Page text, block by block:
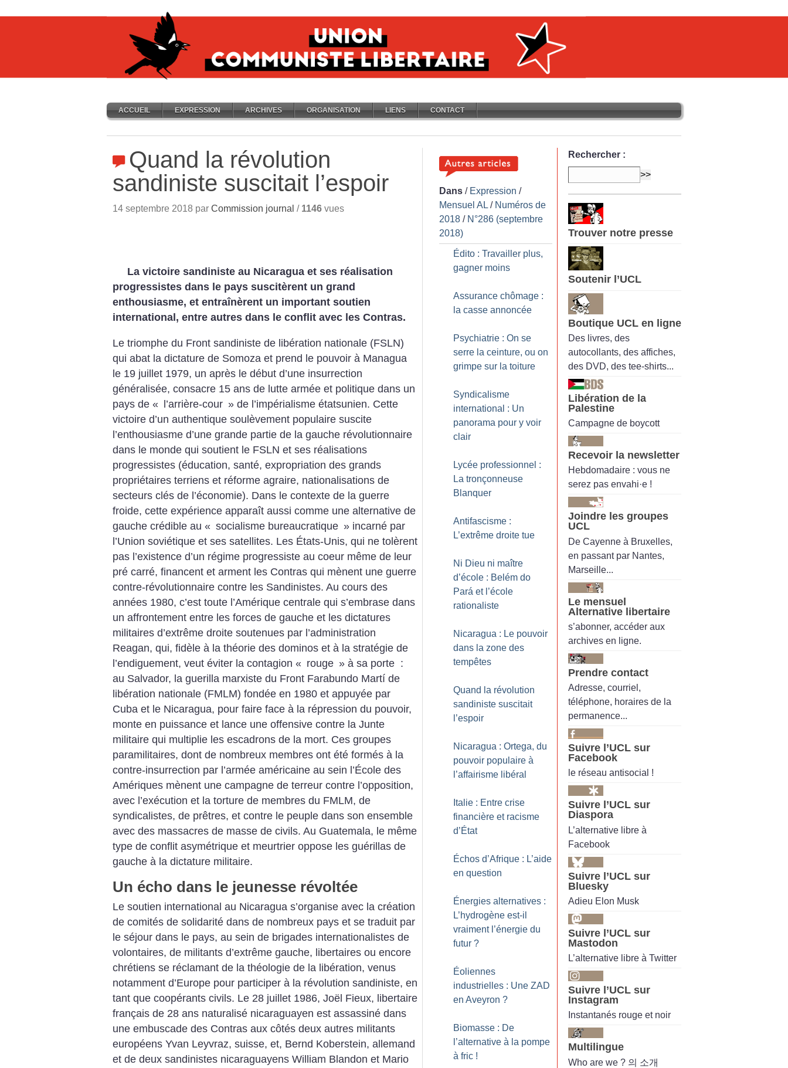
ACCUEIL EXPRESSION ARCHIVES ORGANISATION LIENS CONTACT
Quand la révolution
sandiniste suscitait l’espoir
14 septembre 2018 par Commission journal / 1146 vues
La victoire sandiniste au Nicaragua et ses réalisation
progressistes dans le pays suscitèrent un grand
enthousiasme, et entraînèrent un important soutien
international, entre autres dans le conflit avec les Contras.
Le triomphe du Front sandiniste de libération nationale (FSLN)
qui abat la dictature de Somoza et prend le pouvoir à Managua
le 19 juillet 1979, un après le début d’une insurrection
généralisée, consacre 15 ans de lutte armée et politique dans un
pays de « l’arrière-cour » de l’impérialisme étatsunien. Cette
victoire d’un authentique soulèvement populaire suscite
l’enthousiasme d’une grande partie de la gauche révolutionnaire
dans le monde qui soutient le FSLN et ses réalisations
progressistes (éducation, santé, expropriation des grands
propriétaires terriens et réforme agraire, nationalisations de
secteurs clés de l’économie). Dans le contexte de la guerre
froide, cette expérience apparaît aussi comme une alternative de
gauche crédible au « socialisme bureaucratique » incarné par
l’Union soviétique et ses satellites. Les États-Unis, qui ne tolèrent
pas l’existence d’un régime progressiste au coeur même de leur
pré carré, financent et arment les Contras qui mènent une guerre
contre-révolutionnaire contre les Sandinistes. Au cours des
années 1980, c’est toute l’Amérique centrale qui s’embrase dans
un affrontement entre les forces de gauche et les dictatures
militaires d’extrême droite soutenues par l’administration
Reagan, qui, fidèle à la théorie des dominos et à la stratégie de
l’endiguement, veut éviter la contagion « rouge » à sa porte :
au Salvador, la guerilla marxiste du Front Farabundo Martí de
libération nationale (FMLM) fondée en 1980 et appuyée par
Cuba et le Nicaragua, pour faire face à la répression du pouvoir,
monte en puissance et lance une offensive contre la Junte
militaire qui multiplie les escadrons de la mort. Ces groupes
paramilitaires, dont de nombreux membres ont été formés à la
contre-insurrection par l’armée américaine au sein l’École des
Amériques mènent une campagne de terreur contre l’opposition,
avec l’exécution et la torture de membres du FMLM, de
syndicalistes, de prêtres, et contre le peuple dans son ensemble
avec des massacres de masse de civils. Au Guatemala, le même
type de conflit asymétrique et meurtrier oppose les guérillas de
gauche à la dictature militaire.
Un écho dans le jeunesse révoltée
Le soutien international au Nicaragua s’organise avec la création
de comités de solidarité dans de nombreux pays et se traduit par
le séjour dans le pays, au sein de brigades internationalistes de
volontaires, de militants d’extrême gauche, libertaires ou encore
chrétiens se réclamant de la théologie de la libération, venus
notamment d’Europe pour participer à la révolution sandiniste, en
tant que coopérants civils. Le 28 juillet 1986, Joël Fieux, libertaire
français de 28 ans naturalisé nicaraguayen est assassiné dans
une embuscade des Contras aux côtés deux autres militants
européens Yvan Leyvraz, suisse, et, Bernd Koberstein, allemand
et de deux sandinistes nicaraguayens William Blandon et Mario
Dans / Expression /
Mensuel AL / Numéros de
2018 / N°286 (septembre
2018)
Édito : Travailler plus,
gagner moins
Assurance chômage :
la casse annoncée
Psychiatrie : On se
serre la ceinture, ou on
grimpe sur la toiture
Syndicalisme
international : Un
panorama pour y voir
clair
Lycée professionnel :
La tronçonneuse
Blanquer
Antifascisme :
L’extrême droite tue
Ni Dieu ni maître
d’école : Belém do
Pará et l’école
rationaliste
Nicaragua : Le pouvoir
dans la zone des
tempêtes
Quand la révolution
sandiniste suscitait
l’espoir
Nicaragua : Ortega, du
pouvoir populaire à
l’affairisme libéral
Italie : Entre crise
financière et racisme
d’État
Échos d’Afrique : L’aide
en question
Énergies alternatives :
L’hydrogène est-il
vraiment l’énergie du
futur ?
Éoliennes
industrielles : Une ZAD
en Aveyron ?
Biomasse : De
l’alternative à la pompe
à fric !
Rechercher :
Trouver notre presse
Soutenir l’UCL
Boutique UCL en ligne
Des livres, des
autocollants, des affiches,
des DVD, des tee-shirts...
Libération de la
Palestine
Campagne de boycott
Recevoir la newsletter
Hebdomadaire : vous ne
serez pas envahi·e !
Joindre les groupes
UCL
De Cayenne à Bruxelles,
en passant par Nantes,
Marseille...
Le mensuel
Alternative libertaire
s’abonner, accéder aux
archives en ligne.
Prendre contact
Adresse, courriel,
téléphone, horaires de la
permanence...
Suivre l’UCL sur
Facebook
le réseau antisocial !
Suivre l’UCL sur
Diaspora
L’alternative libre à
Facebook
Suivre l’UCL sur
Bluesky
Adieu Elon Musk
Suivre l’UCL sur
Mastodon
L’alternative libre à Twitter
Suivre l’UCL sur
Instagram
Instantanés rouge et noir
Multilingue
Who are we ? 의 소개